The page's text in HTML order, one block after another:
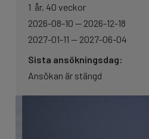
1 år, 40 veckor
2026-08-10 — 2026-12-18
2027-01-11 — 2027-06-04
Sista ansökningsdag:
Ansökan är stängd